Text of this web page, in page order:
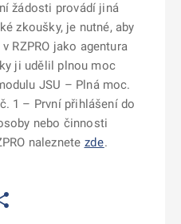
žádosti provádí jiná
zkoušky, je nutné, aby
RZPRO jako agentura
ji udělil plnou moc
JSU – Plná moc.
1 – První přihlášení do
nebo činnosti
naleznete zde.
kartě
na nové kartě
otevře na nové kartě